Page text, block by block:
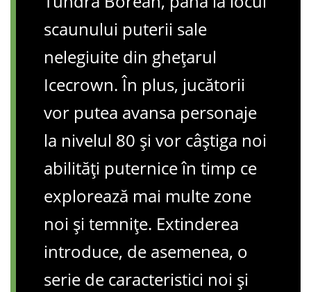
scaunului puterii sale
nelegiuite din ghețarul
Icecrown. În plus, jucătorii
vor putea avansa personaje
la nivelul 80 și vor câștiga noi
abilități puternice în timp ce
explorează mai multe zone
noi și temnițe. Extinderea
introduce, de asemenea, o
serie de caracteristici noi și